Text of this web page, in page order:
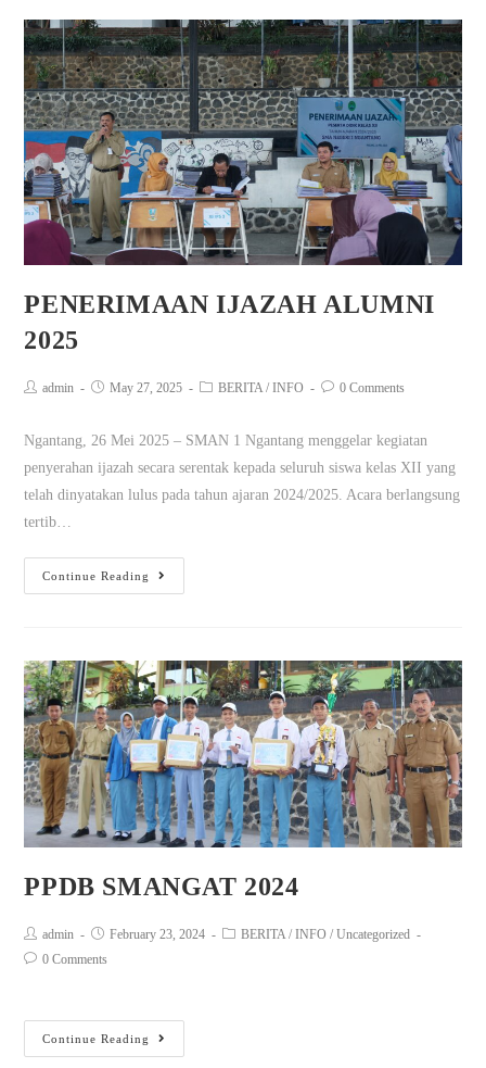
PENERIMAAN IJAZAH ALUMNI
2025
admin May 27, 2025 BERITA / INFO 0 Comments
Ngantang, 26 Mei 2025 – SMAN 1 Ngantang menggelar kegiatan
penyerahan ijazah secara serentak kepada seluruh siswa kelas XII yang
telah dinyatakan lulus pada tahun ajaran 2024/2025. Acara berlangsung
tertib…
Continue Reading
PPDB SMANGAT 2024
admin February 23, 2024 BERITA / INFO / Uncategorized
0 Comments
Continue Reading